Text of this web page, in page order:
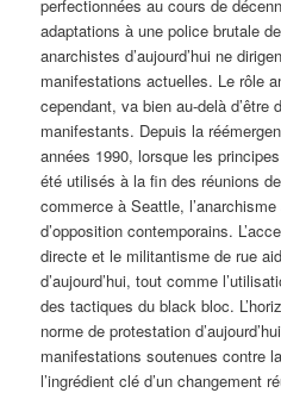
perfectionnées au cours de
adaptations à une police brutale
anarchistes d’aujourd’hui ne
manifestations actuelles. Le rôle
cependant, va bien au-delà d’être
manifestants. Depuis la
années 1990, lorsque les
été utilisés à la fin des réunions
commerce à Seattle,
d’opposition contemporains.
directe et le militantisme de rue
d’aujourd’hui, tout comme
des tactiques du black bloc.
norme de protestation
manifestations soutenues contre
l’ingrédient clé d’un changement